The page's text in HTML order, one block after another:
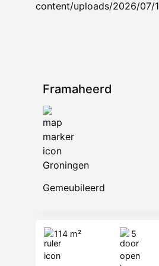
(ca. 60 m²) met hobby-/
- Achterom via Eerste Drift
Zuiderdiep
Bijzonderheden
- Rijksmonument met rijke
verdeeld over meerdere
- Gedeeltelijk gemeubileerd
Framaheerd
Groningen
Gemeubileerd
114 m² 5